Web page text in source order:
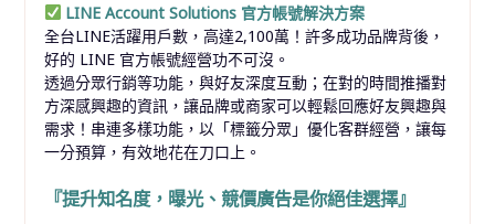
LINE Account Solutions 官方帳號解決方案
全台LINE活躍用戶數，高達2,100萬！許多成功品牌背後，
好的 LINE 官方帳號經營功不可沒。
透過分眾行銷等功能，與好友深度互動；在對的時間推播對
方深感興趣的資訊，讓品牌或商家可以輕鬆回應好友興趣與
需求！串連多樣功能，以「標籤分眾」優化客群經營，讓每
一分預算，有效地花在刀口上。
『提升知名度，曝光、競價廣告是你絕佳選擇』